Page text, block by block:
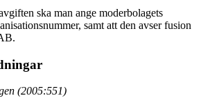
ska man ange moderbolagets
samt att den avser fusion
(2005:551)